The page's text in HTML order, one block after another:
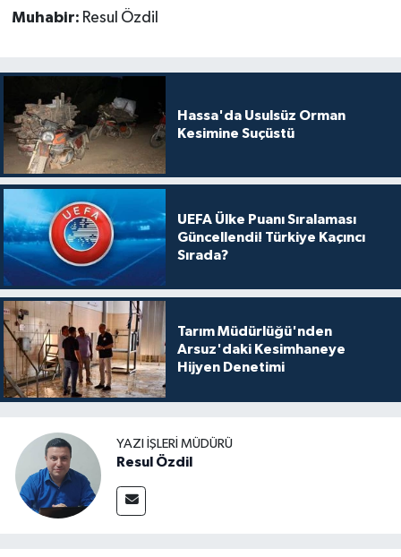
Muhabir: Resul Özdil
Hassa'da Usulsüz Orman
Kesimine Suçüstü
UEFA Ülke Puanı Sıralaması
Güncellendi! Türkiye Kaçıncı
Sırada?
Tarım Müdürlüğü'nden
Arsuz'daki Kesimhaneye
Hijyen Denetimi
YAZI İŞLERI MÜDÜRÜ
Resul Özdil